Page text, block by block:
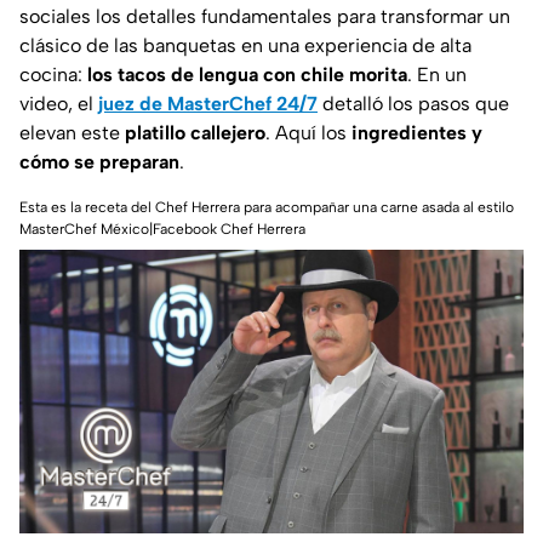
sociales los detalles fundamentales para transformar un
clásico de las banquetas en una experiencia de alta
cocina: los tacos de lengua con chile morita. En un
video, el juez de MasterChef 24/7 detalló los pasos que
elevan este platillo callejero. Aquí los ingredientes y
cómo se preparan.
Esta es la receta del Chef Herrera para acompañar una carne asada al estilo
MasterChef México|Facebook Chef Herrera